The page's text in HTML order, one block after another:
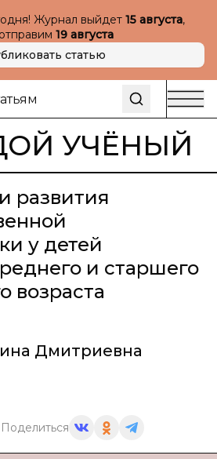
Журнал выйдет 15 августа,
19 августа
статью
УЧЁНЫЙ
развития
у детей
и старшего
возраста
Дмитриевна
Поделиться